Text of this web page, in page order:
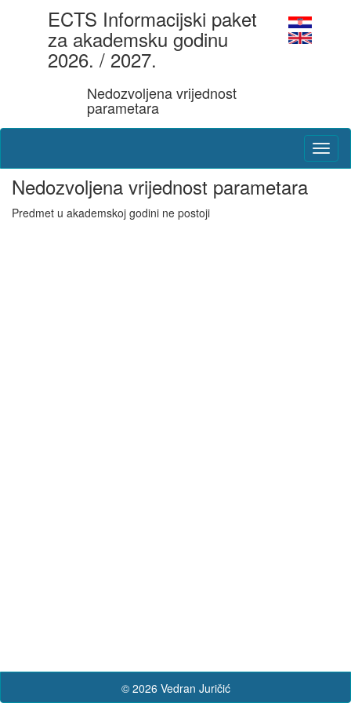
ECTS Informacijski paket
za akademsku godinu
2026. / 2027.
Nedozvoljena vrijednost
parametara
Nedozvoljena vrijednost parametara
Predmet u akademskoj godini ne postoji
© 2026 Vedran Juričić